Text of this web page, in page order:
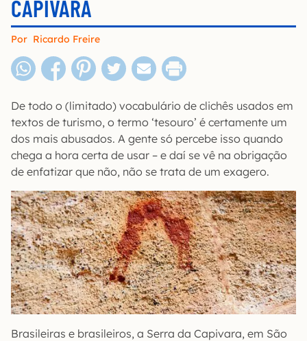
CAPIVARA
Por Ricardo Freire
De todo o (limitado) vocabulário de clichês usados em
textos de turismo, o termo ‘tesouro’ é certamente um
dos mais abusados. A gente só percebe isso quando
chega a hora certa de usar – e daí se vê na obrigação
de enfatizar que não, não se trata de um exagero.
Brasileiras e brasileiros, a Serra da Capivara, em São